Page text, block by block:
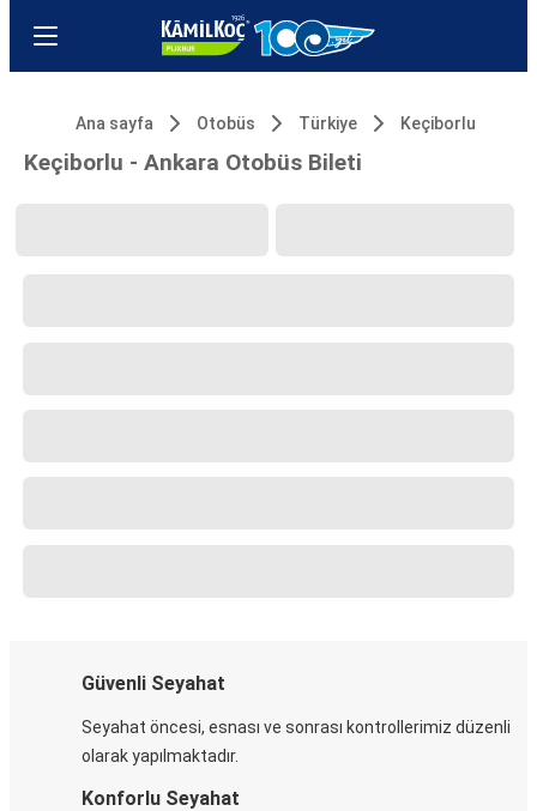
Ana sayfa Otobüs Türkiye Keçiborlu
Keçiborlu - Ankara Otobüs Bileti
Güvenli Seyahat
Seyahat öncesi, esnası ve sonrası kontrollerimiz düzenli
olarak yapılmaktadır.
Konforlu Seyahat